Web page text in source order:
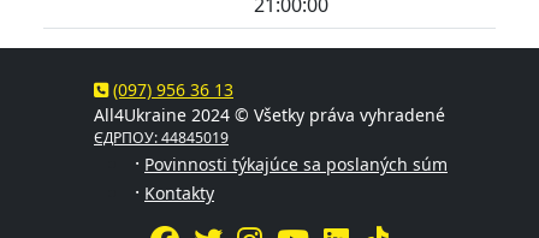
(097) 956 36 13
All4Ukraine 2024 © Všetky práva vyhradené
ЄДРПОУ: 44845019
· Povinnosti týkajúce sa poslaných súm
· Kontakty